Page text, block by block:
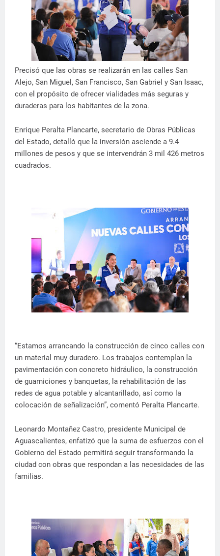
Precisó que las obras se realizarán en las calles San
Alejo, San Miguel, San Francisco, San Gabriel y San Isaac,
con el propósito de ofrecer vialidades más seguras y
duraderas para los habitantes de la zona.
Enrique Peralta Plancarte, secretario de Obras Públicas
del Estado, detalló que la inversión asciende a 9.4
millones de pesos y que se intervendrán 3 mil 426 metros
cuadrados.
“Estamos arrancando la construcción de cinco calles con
un material muy duradero. Los trabajos contemplan la
pavimentación con concreto hidráulico, la construcción
de guarniciones y banquetas, la rehabilitación de las
redes de agua potable y alcantarillado, así como la
colocación de señalización”, comentó Peralta Plancarte.
Leonardo Montañez Castro, presidente Municipal de
Aguascalientes, enfatizó que la suma de esfuerzos con el
Gobierno del Estado permitirá seguir transformando la
ciudad con obras que respondan a las necesidades de las
familias.